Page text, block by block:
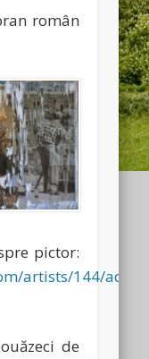
român
pictor:
artists/144/
de